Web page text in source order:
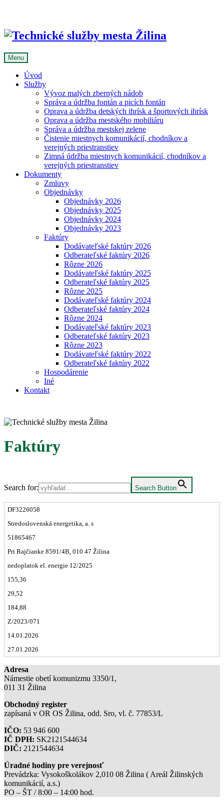
Menu
Úvod
Služby
Vývoz malých zberných nádob
Správa a údržba fontán a picích fontán
Oprava a údržba detských ihrísk a športových ihrísk
Oprava a údržba mestského mobiliáru
Správa a údržba mestskej zelene
Čistenie miestnych komunikácií, chodníkov a
verejných priestranstiev
Zimná údržba miestnych komunikácií, chodníkov a
verejných priestranstiev
Dokumenty
Zmluvy
Objednávky
Objednávky 2026
Objednávky 2025
Objednávky 2024
Objednávky 2023
Faktúry
Dodávateľské faktúry 2026
Odberateľské faktúry 2026
Rôzne 2026
Dodávateľské faktúry 2025
Odberateľské faktúry 2025
Rôzne 2025
Dodávateľské faktúry 2024
Odberateľské faktúry 2024
Rôzne 2024
Dodávateľské faktúry 2023
Odberateľské faktúry 2023
Rôzne 2023
Dodávateľské faktúry 2022
Odberateľské faktúry 2022
Hospodárenie
Iné
Kontakt
Faktúry
Search for: Search Button
DF3226058
Stredoslovenská energetika, a. s
51865467
Pri Rajčianke 8591/4B, 010 47 Žilina
nedoplatok el. energie 12/2025
155,36
29,52
184,88
Z/2023/071
14.01.2026
27.01.2026
Adresa
Námestie obetí komunizmu 3350/1,
011 31 Žilina
Obchodný register
zapísaná v OR OS Žilina, odd. Sro, vl. č. 77853/L
IČO: 53 946 600
IČ DPH: SK2121544634
DIČ: 2121544634
Úradné hodiny pre verejnosť
Prevádzka: Vysokoškolákov 2,010 08 Žilina ( Areál Žilinských
komunikácií, a.s.)
PO – ŠT / 8:00 – 14:00 hod.